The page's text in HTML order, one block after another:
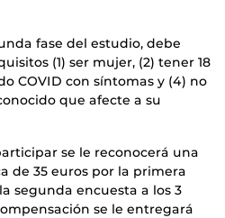
fase del estudio, debe
(1) ser mujer, (2) tener 18
COVID con síntomas y (4) no
que afecte a su
se le reconocerá una
de 35 euros por la primera
segunda encuesta a los 3
se le entregará